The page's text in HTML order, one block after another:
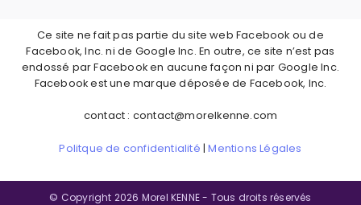
Ce site ne fait pas partie du site web Facebook ou de
Facebook, Inc. ni de Google Inc. En outre, ce site n’est pas
endossé par Facebook en aucune façon ni par Google Inc.
Facebook est une marque déposée de Facebook, Inc.
contact : contact@morelkenne.com
Politque de confidentialité |Mentions Légales
© Copyright 2026 Morel KENNE - Tous droits réservés